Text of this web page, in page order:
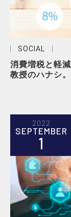
SOCIAL
消費増税と軽
教授のハナシ。
2022
SEPTEMBER
1